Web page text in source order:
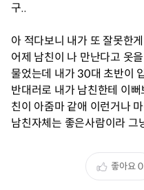
구..
아 적다보니 내가 또 잘못한
어제 남친이 나 만난다고 옷
물었는데 내가 30대 초반이
반대러로 내가 남친한테 이
친이 아줌마 같애 이런거나
남친자체는 좋은사람이라 그
좋아요0